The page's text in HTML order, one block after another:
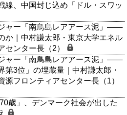
線、中国封じ込め「ドル・スワッ
ャー「南鳥島レアアース泥」――
か｜中村謙太郎・東京大学エネル
センター長（2）
ャー「南鳥島レアアース泥」――
第3位」の埋蔵量｜中村謙太郎・
源フロンティアセンター長（1）
歳」、デンマーク社会が出した